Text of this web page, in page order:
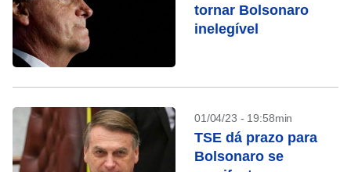
tornar Bolsonaro
inelegível
01/04/23 - 19:58min
TSE dá prazo para
Bolsonaro se